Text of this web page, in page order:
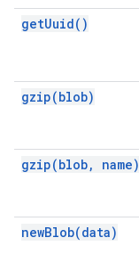
getUuid( )
gzip(blob)
gzip(blob, name)
newBlob(data)